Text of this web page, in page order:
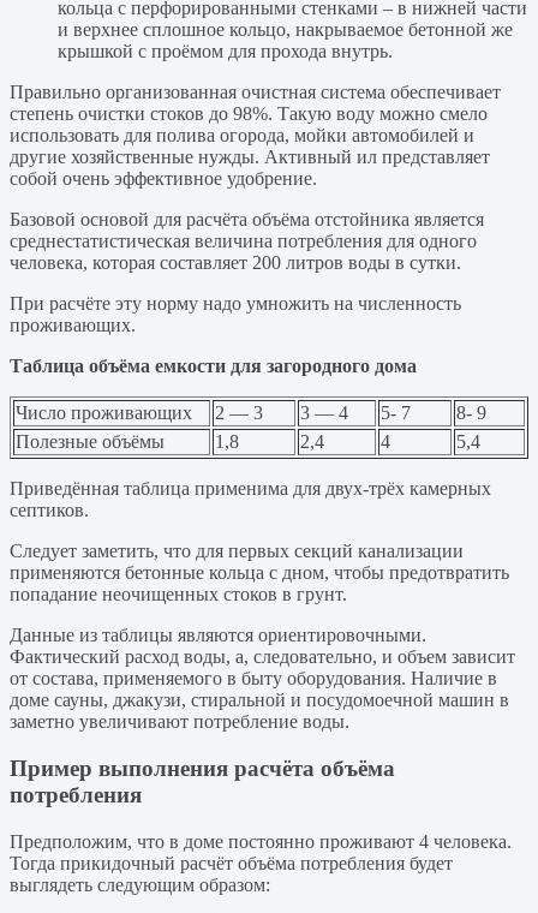
кольца с перфорированными стенками – в нижней части
и верхнее сплошное кольцо, накрываемое бетонной же
крышкой с проёмом для прохода внутрь.
Правильно организованная очистная система обеспечивает
степень очистки стоков до 98%. Такую воду можно смело
использовать для полива огорода, мойки автомобилей и
другие хозяйственные нужды. Активный ил представляет
собой очень эффективное удобрение.
Базовой основой для расчёта объёма отстойника является
среднестатистическая величина потребления для одного
человека, которая составляет 200 литров воды в сутки.
При расчёте эту норму надо умножить на численность
проживающих.
Таблица объёма емкости для загородного дома
Число проживающих 2 — 3 3 — 4 5- 7
8- 9
Полезные объёмы
1,8 2,4 4 5,4
Приведённая таблица применима для двух-трёх камерных
септиков.
Следует заметить, что для первых секций канализации
применяются бетонные кольца с дном, чтобы предотвратить
попадание неочищенных стоков в грунт.
Данные из таблицы являются ориентировочными.
Фактический расход воды, а, следовательно, и объем зависит
от состава, применяемого в быту оборудования. Наличие в
доме сауны, джакузи, стиральной и посудомоечной машин в
заметно увеличивают потребление воды.
Пример выполнения расчёта объёма
потребления
Предположим, что в доме постоянно проживают 4 человека.
Тогда прикидочный расчёт объёма потребления будет
выглядеть следующим образом: